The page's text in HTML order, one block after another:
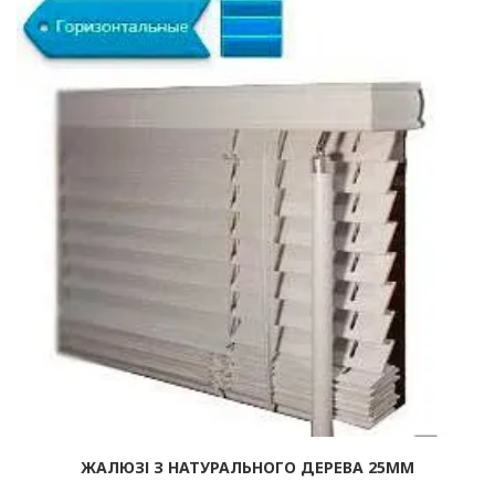
ЖАЛЮЗІ З НАТУРАЛЬНОГО ДЕРЕВА 25ММ